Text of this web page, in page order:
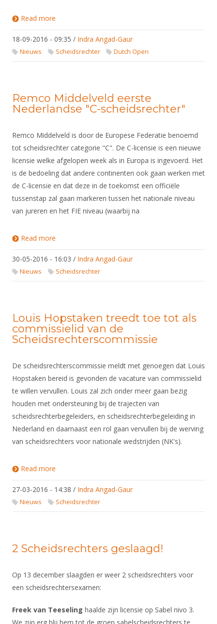
Read more
18-09-2016 - 09:35 / Indra Angad-Gaur
Nieuws Scheidsrechter Dutch Open
Remco Middelveld eerste
Nederlandse "C-scheidsrechter"
Remco Middelveld is door de Europese Federatie benoemd
tot scheidsrechter categorie "C". De C-licensie is een nieuwe
licensie welke afgelopen week als in Europa is ingevoerd. Het
is de bedoeling dat andere continenten ook gaan werken met
de C-licensie en dat deze in de toekomst een officiële
tussenstap zal gaan markeren tussen het nationale niveau
van jureren en het FIE niveau (waarbij na
Read more
30-05-2016 - 16:03 / Indra Angad-Gaur
Nieuws Scheidsrechter
Louis Hopstaken treedt toe tot als
commissielid van de
Scheidsrechterscommissie
De scheidsrechterscommissie meldt met genoegen dat Louis
Hopstaken bereid is gevonden de vacature van commissielid
te willen vervullen. Louis zal zich onder meer gaan bezig
houden met ondersteuning bij de trajecten van
scheidsrechterbegeleiders, en scheidsrechterbegeleiding in
Nederland en daarnaast een rol gaan vervullen bij de werving
van scheidsrechters voor nationale wedstrijden (NK's).
Read more
27-03-2016 - 14:38 / Indra Angad-Gaur
Nieuws Scheidsrechter
2 Scheidsrechters geslaagd!
Op 13 december slaagden er weer 2 scheidsrechters voor
een scheidsrechtersexamen:
Freek van Teeseling haalde zijn licensie op Sabel nivo 3.